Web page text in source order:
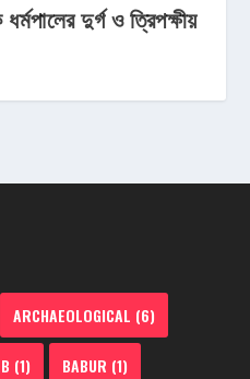
দুর্গ ও ত্রিপক্ষীয়
ARCHAEOLOGICAL (6)
(1) BABUR (1)